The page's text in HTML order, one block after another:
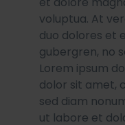
voluptua. At
duo dolores et
gubergren, no
Lorem ipsum
dolor sit amet,
sed diam
ut labore et